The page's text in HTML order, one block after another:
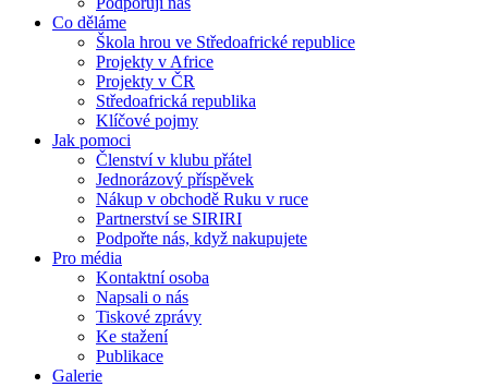
Co děláme
Škola hrou ve Středoafrické republice
Projekty v Africe
Projekty v ČR
Středoafrická republika
Klíčové pojmy
Jak pomoci
Členství v klubu přátel
Jednorázový příspěvek
Nákup v obchodě Ruku v ruce
Partnerství se SIRIRI
Podpořte nás, když nakupujete
Pro média
Kontaktní osoba
Napsali o nás
Tiskové zprávy
Ke stažení
Publikace
Galerie